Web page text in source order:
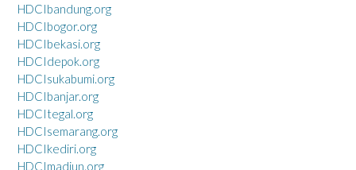
HDCIbandung.org
HDCIbogor.org
HDCIbekasi.org
HDCIdepok.org
HDCIsukabumi.org
HDCIbanjar.org
HDCItegal.org
HDCIsemarang.org
HDCIkediri.org
HDCImadiun.org